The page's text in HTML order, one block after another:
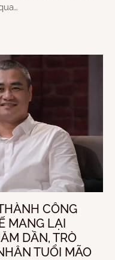
CÔNG
MANG LẠI
DẦN, TRÒ
TUỔI MÃO